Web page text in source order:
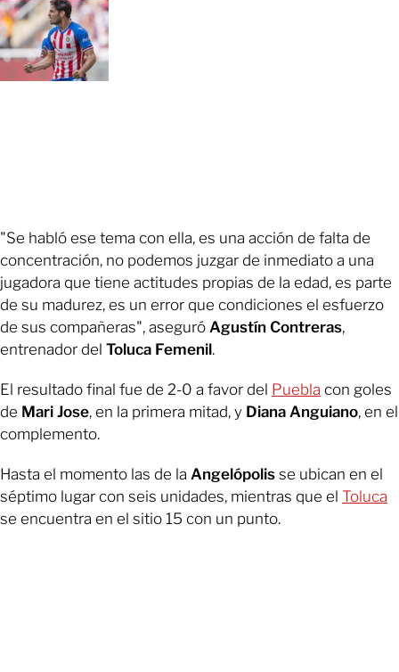
"Se habló ese tema con ella, es una acción de falta de
concentración, no podemos juzgar de inmediato a una
jugadora que tiene actitudes propias de la edad, es parte
de su madurez, es un error que condiciones el esfuerzo
de sus compañeras", aseguró Agustín Contreras,
entrenador del Toluca Femenil.
El resultado final fue de 2-0 a favor del Puebla con goles
de Mari Jose, en la primera mitad, y Diana Anguiano, en el
complemento.
Hasta el momento las de la Angelópolis se ubican en el
séptimo lugar con seis unidades, mientras que el Toluca
se encuentra en el sitio 15 con un punto.